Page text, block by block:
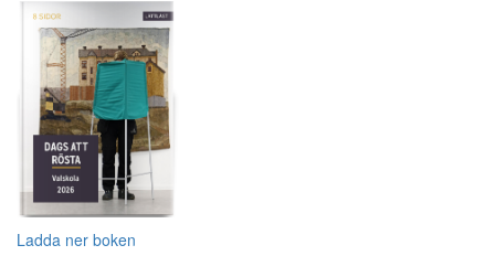
Ladda ner boken